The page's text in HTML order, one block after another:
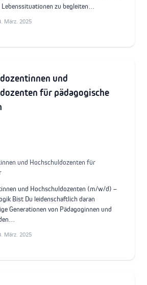
zu begleiten…
März. 2025
und
für pädagogische
und Hochschuldozenten für
und Hochschuldozenten (m/w/d) –
Bist Du leidenschaftlich daran
Generationen von Pädagoginnen und
März. 2025